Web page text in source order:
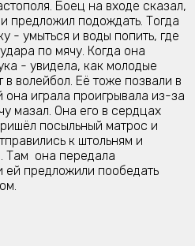
Боец на входе сказал,
предложил подождать. Тогда
- умыться и воды попить, где
по мячу. Когда она
- увидела, как молодые
в волейбол. Её тоже позвали в
она играла проигрывала из-за
мазал. Она его в сердцах
посыльный матрос и
к штольням и
Там она передала
ей предложили пообедать